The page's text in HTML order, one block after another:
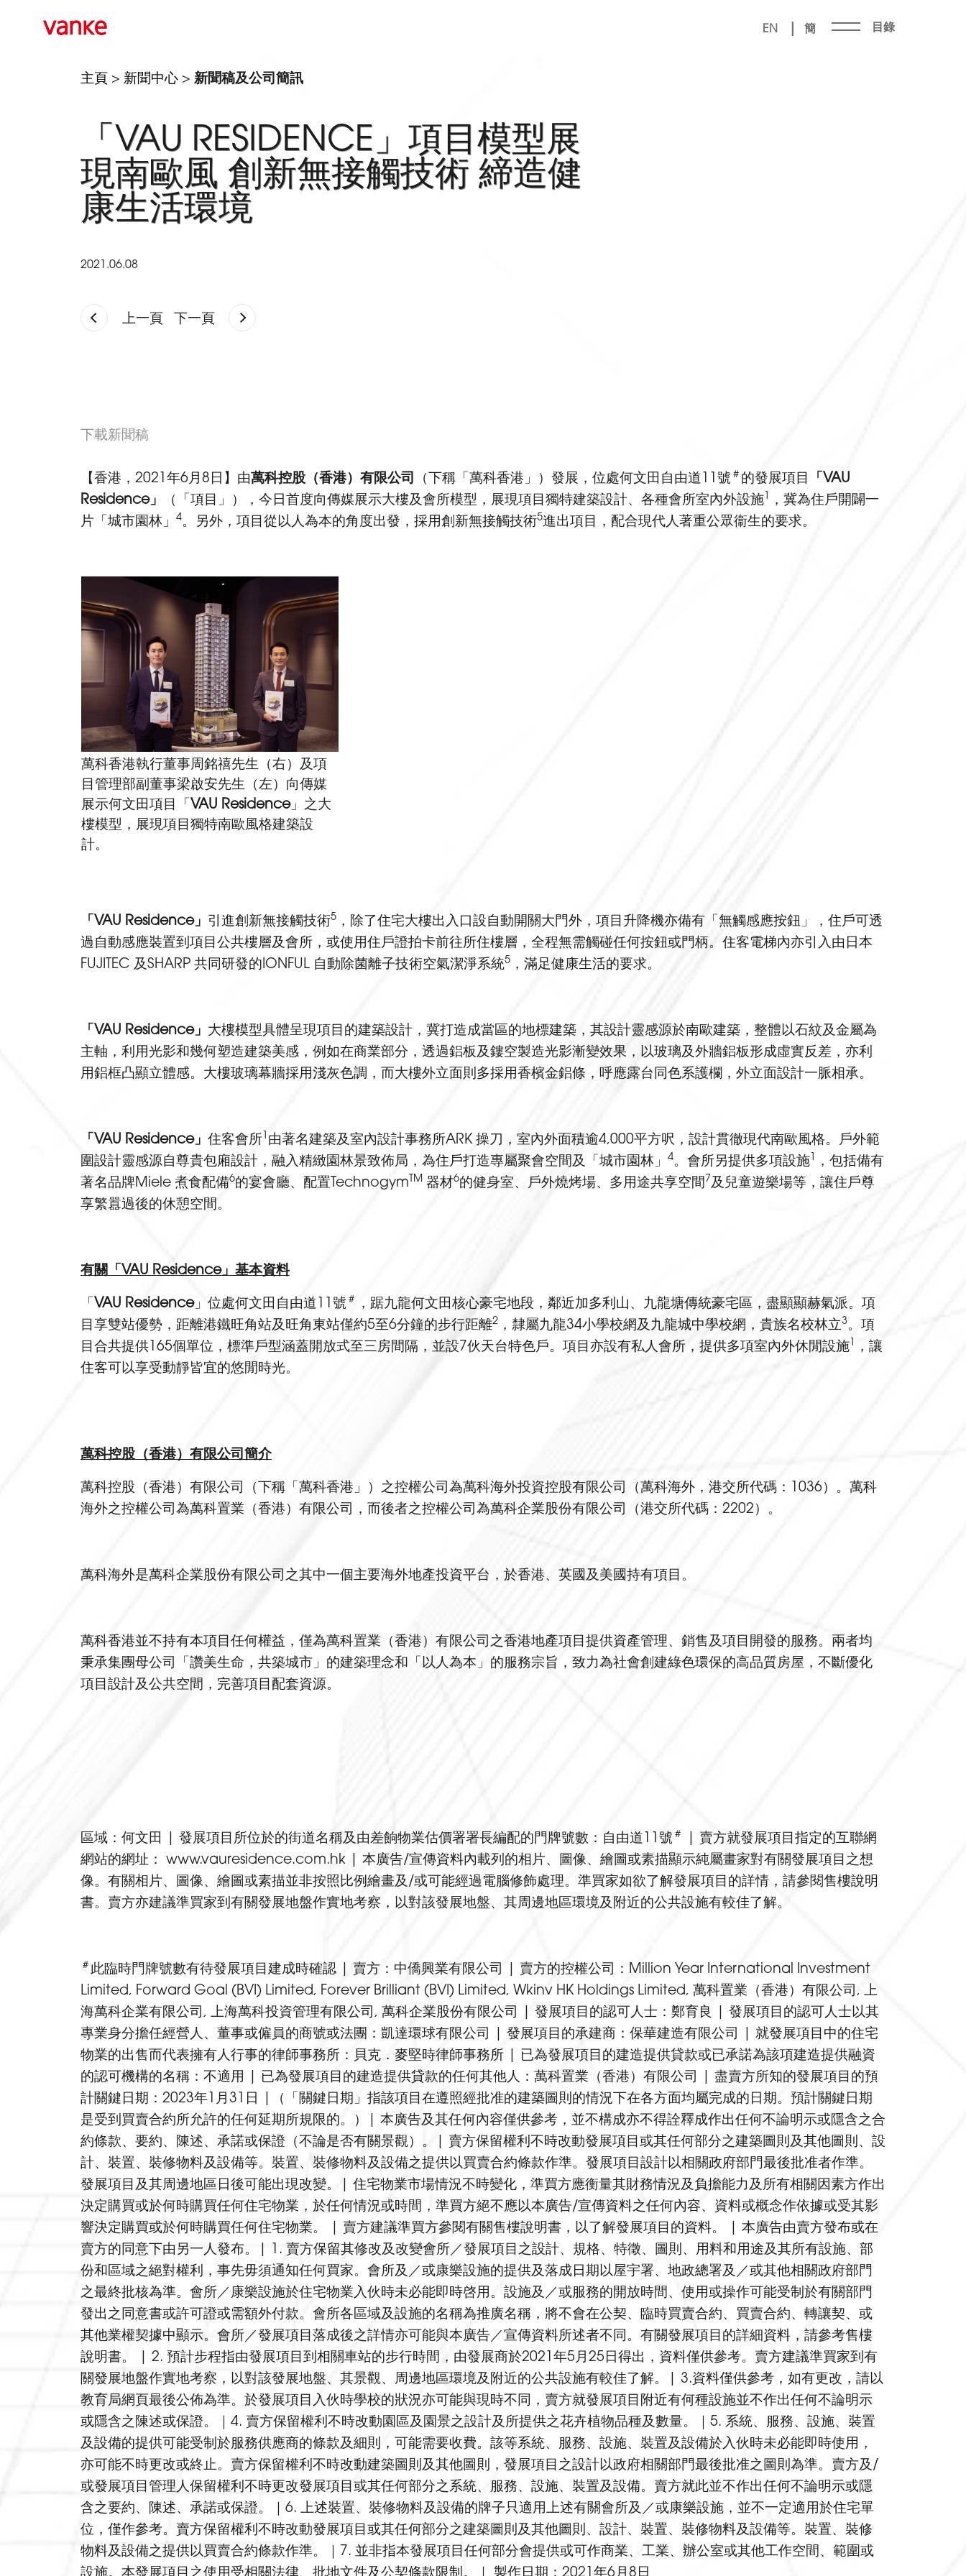
目錄
EN | 簡
主頁 > 新聞中心 > 新聞稿及公司簡訊
「VAU RESIDENCE」項目模型展
現南歐風 創新無接觸技術 締造健
康生活環境
2021.06.08
上一頁 下一頁
下載新聞稿
【香港，2021年6月8日】由萬科控股（香港）有限公司 （下稱「萬科香港」）發展，位處何文田自由道11號 ＃ 的發展項目 「VAU
Residence」 （「項目」），今日首度向傳媒展示大樓及會所模型，展現項目獨特建築設計、各種會所室內外設施1
，冀為住戶開闢一
片「城市園林」
4。另外，項目從以人為本的角度出發，採用創新無接觸技術5進出項目，配合現代人著重公眾衞生的要求。
萬科香港執行董事周銘禧先生（右）及項
目管理部副董事梁啟安先生（左）向傳媒
展示何文田項目「VAU Residence」之大
樓模型，展現項目獨特南歐風格建築設
計。
「VAU Residence」 引進創新無接觸技術5 ，除了住宅大樓出入口設自動開關大門外，項目升降機亦備有「無觸感應按鈕」，住戶可透
過自動感應裝置到項目公共樓層及會所，或使用住戶證拍卡前往所住樓層，全程無需觸碰任何按鈕或門柄。住客電梯內亦引入由日本
FUJITEC 及SHARP 共同研發的IONFUL 自動除菌離子技術空氣潔淨系統5 ，滿足健康生活的要求。
「VAU Residence」 大樓模型具體呈現項目的建築設計，冀打造成當區的地標建築，其設計靈感源於南歐建築，整體以石紋及金屬為
主軸，利用光影和幾何塑造建築美感，例如在商業部分，透過鋁板及鏤空製造光影漸變效果，以玻璃及外牆鋁板形成虛實反差，亦利
用鋁框凸顯立體感。大樓玻璃幕牆採用淺灰色調，而大樓外立面則多採用香檳金鋁條，呼應露台同色系護欄，外立面設計一脈相承。
「VAU Residence」 住客會所1 由著名建築及室內設計事務所ARK 操刀，室內外面積逾4,000平方呎，設計貫徹現代南歐風格。戶外範
圍設計靈感源自尊貴包廂設計，融入精緻園林景致佈局，為住戶打造專屬聚會空間及「城市園林」
4。會所另提供多項設施1
，包括備有
著名品牌Miele 煮食配備6的宴會廳、配置TechnogymTM 器材6的健身室、戶外燒烤場、多用途共享空間7及兒童遊樂場等，讓住戶尊
享繁囂過後的休憩空間。
有關「VAU Residence」基本資料
「VAU Residence」位處何文田自由道11號 ＃
，踞九龍何文田核心豪宅地段，鄰近加多利山、九龍塘傳統豪宅區，盡顯顯赫氣派。項
目享雙站優勢，距離港鐵旺角站及旺角東站僅約5至6分鐘的步行距離2 ，隸屬九龍34小學校網及九龍城中學校網，貴族名校林立3。項
目合共提供165個單位，標準戶型涵蓋開放式至三房間隔，並設7伙天台特色戶。項目亦設有私人會所，提供多項室內外休閒設施1
，讓
住客可以享受動靜皆宜的悠閒時光。
萬科控股 （香港）有限公司簡介
萬科控股（香港）有限公司（下稱「萬科香港」）之控權公司為萬科海外投資控股有限公司（萬科海外，港交所代碼：1036）。萬科
海外之控權公司為萬科置業（香港）有限公司，而後者之控權公司為萬科企業股份有限公司（港交所代碼：2202）。
萬科海外是萬科企業股份有限公司之其中一個主要海外地產投資平台，於香港、英國及美國持有項目。
萬科香港並不持有本項目任何權益，僅為萬科置業（香港）有限公司之香港地產項目提供資產管理、銷售及項目開發的服務。兩者均
秉承集團母公司「讚美生命，共築城市」的建築理念和「以人為本」的服務宗旨，致力為社會創建綠色環保的高品質房屋，不斷優化
項目設計及公共空間，完善項目配套資源。
區域：何文田 | 發展項目所位於的街道名稱及由差餉物業估價署署長編配的門牌號數：自由道11號 ＃
| 賣方就發展項目指定的互聯網
網站的網址： www.vauresidence.com.hk | 本廣告/宣傳資料內載列的相片、圖像、繪圖或素描顯示純屬畫家對有關發展項目之想
像。有關相片、圖像、繪圖或素描並非按照比例繪畫及/或可能經過電腦修飾處理。準買家如欲了解發展項目的詳情，請參閱售樓說明
書。賣方亦建議準買家到有關發展地盤作實地考察，以對該發展地盤、其周邊地區環境及附近的公共設施有較佳了解。
＃ 此臨時門牌號數有待發展項目建成時確認 | 賣方：中僑興業有限公司 | 賣方的控權公司：Million Year International Investment
Limited, Forward Goal (BVI) Limited, Forever Brilliant (BVI) Limited, Wkinv HK Holdings Limited, 萬科置業（香港）有限公司, 上
海萬科企業有限公司, 上海萬科投資管理有限公司, 萬科企業股份有限公司 | 發展項目的認可人士：鄭育良 | 發展項目的認可人士以其
專業身分擔任經營人、董事或僱員的商號或法團：凱達環球有限公司 | 發展項目的承建商：保華建造有限公司 | 就發展項目中的住宅
物業的出售而代表擁有人行事的律師事務所：貝克．麥堅時律師事務所 | 已為發展項目的建造提供貸款或已承諾為該項建造提供融資
的認可機構的名稱：不適用 | 已為發展項目的建造提供貸款的任何其他人：萬科置業（香港）有限公司 | 盡賣方所知的發展項目的預
計關鍵日期：2023年1月31日 |（「關鍵日期」指該項目在遵照經批准的建築圖則的情況下在各方面均屬完成的日期。預計關鍵日期
是受到買賣合約所允許的任何延期所規限的。）| 本廣告及其任何內容僅供參考，並不構成亦不得詮釋成作出任何不論明示或隱含之合
約條款、要約、陳述、承諾或保證（不論是否有關景觀）。| 賣方保留權利不時改動發展項目或其任何部分之建築圖則及其他圖則、設
計、裝置、裝修物料及設備等。裝置、裝修物料及設備之提供以買賣合約條款作準。發展項目設計以相關政府部門最後批准者作準。
發展項目及其周邊地區日後可能出現改變。| 住宅物業市場情況不時變化，準買方應衡量其財務情況及負擔能力及所有相關因素方作出
決定購買或於何時購買任何住宅物業，於任何情況或時間，準買方絕不應以本廣告/宣傳資料之任何內容、資料或概念作依據或受其影
響決定購買或於何時購買任何住宅物業。 | 賣方建議準買方參閱有關售樓說明書，以了解發展項目的資料。 | 本廣告由賣方發布或在
賣方的同意下由另一人發布。| 1. 賣方保留其修改及改變會所／發展項目之設計、規格、特徵、圖則、用料和用途及其所有設施、部
份和區域之絕對權利，事先毋須通知任何買家。會所及／或康樂設施的提供及落成日期以屋宇署、地政總署及／或其他相關政府部門
之最終批核為準。會所／康樂設施於住宅物業入伙時未必能即時啓用。設施及／或服務的開放時間、使用或操作可能受制於有關部門
發出之同意書或許可證或需額外付款。會所各區域及設施的名稱為推廣名稱，將不會在公契、臨時買賣合約、買賣合約、轉讓契、或
其他業權契據中顯示。會所／發展項目落成後之詳情亦可能與本廣告／宣傳資料所述者不同。有關發展項目的詳細資料，請參考售樓
說明書。 | 2. 預計步程指由發展項目到相關車站的步行時間，由發展商於2021年5月25日得出，資料僅供參考。賣方建議準買家到有
關發展地盤作實地考察，以對該發展地盤、其景觀、周邊地區環境及附近的公共設施有較佳了解。| 3.資料僅供參考，如有更改，請以
教育局網頁最後公佈為準。於發展項目入伙時學校的狀況亦可能與現時不同，賣方就發展項目附近有何種設施並不作出任何不論明示
或隱含之陳述或保證。｜4. 賣方保留權利不時改動園區及園景之設計及所提供之花卉植物品種及數量。｜5. 系統、服務、設施、裝置
及設備的提供可能受制於服務供應商的條款及細則，可能需要收費。該等系統、服務、設施、裝置及設備於入伙時未必能即時使用，
亦可能不時更改或終止。賣方保留權利不時改動建築圖則及其他圖則，發展項目之設計以政府相關部門最後批准之圖則為準。賣方及/
或發展項目管理人保留權利不時更改發展項目或其任何部分之系統、服務、設施、裝置及設備。賣方就此並不作出任何不論明示或隱
含之要約、陳述、承諾或保證。｜6. 上述裝置、裝修物料及設備的牌子只適用上述有關會所及／或康樂設施，並不一定適用於住宅單
位，僅作參考。賣方保留權利不時改動發展項目或其任何部分之建築圖則及其他圖則、設計、裝置、裝修物料及設備等。裝置、裝修
物料及設備之提供以買賣合約條款作準。｜7. 並非指本發展項目任何部分會提供或可作商業、工業、辦公室或其他工作空間、範圍或
設施。本發展項目之使用受相關法律、批地文件及公契條款限制。｜ 製作日期：2021年6月8日